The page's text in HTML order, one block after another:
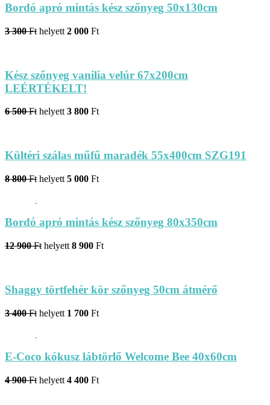
Bordó apró mintás kész szőnyeg 50x130cm
3 300 Ft helyett 2 000 Ft
Kész szőnyeg vanilia velúr 67x200cm
LEÉRTÉKELT!
6 500 Ft helyett 3 800 Ft
Kültéri szálas műfű maradék 55x400cm SZG191
8 800 Ft helyett 5 000 Ft
Bordó apró mintás kész szőnyeg 80x350cm
12 900 Ft helyett 8 900 Ft
Shaggy törtfehér kör szőnyeg 50cm átmérő
3 400 Ft helyett 1 700 Ft
E-Coco kókusz lábtörlő Welcome Bee 40x60cm
4 900 Ft helyett 4 400 Ft